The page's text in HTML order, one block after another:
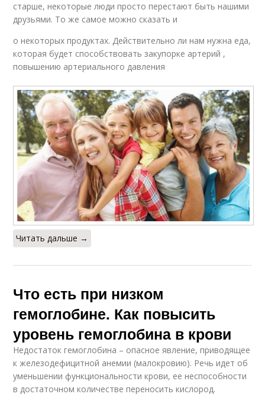
старше, некоторые люди просто перестают быть нашими
друзьями. То же самое можно сказать и
о некоторых продуктах. Действительно ли нам нужна еда,
которая будет способствовать закупорке артерий ,
повышению артериального давления
Читать дальше →
Что есть при низком
гемоглобине. Как повысить
уровень гемоглобина в крови
Недостаток гемоглобина – опасное явление, приводящее
к железодефицитной анемии (малокровию). Речь идет об
уменьшении функциональности крови, ее неспособности
в достаточном количестве переносить кислород.